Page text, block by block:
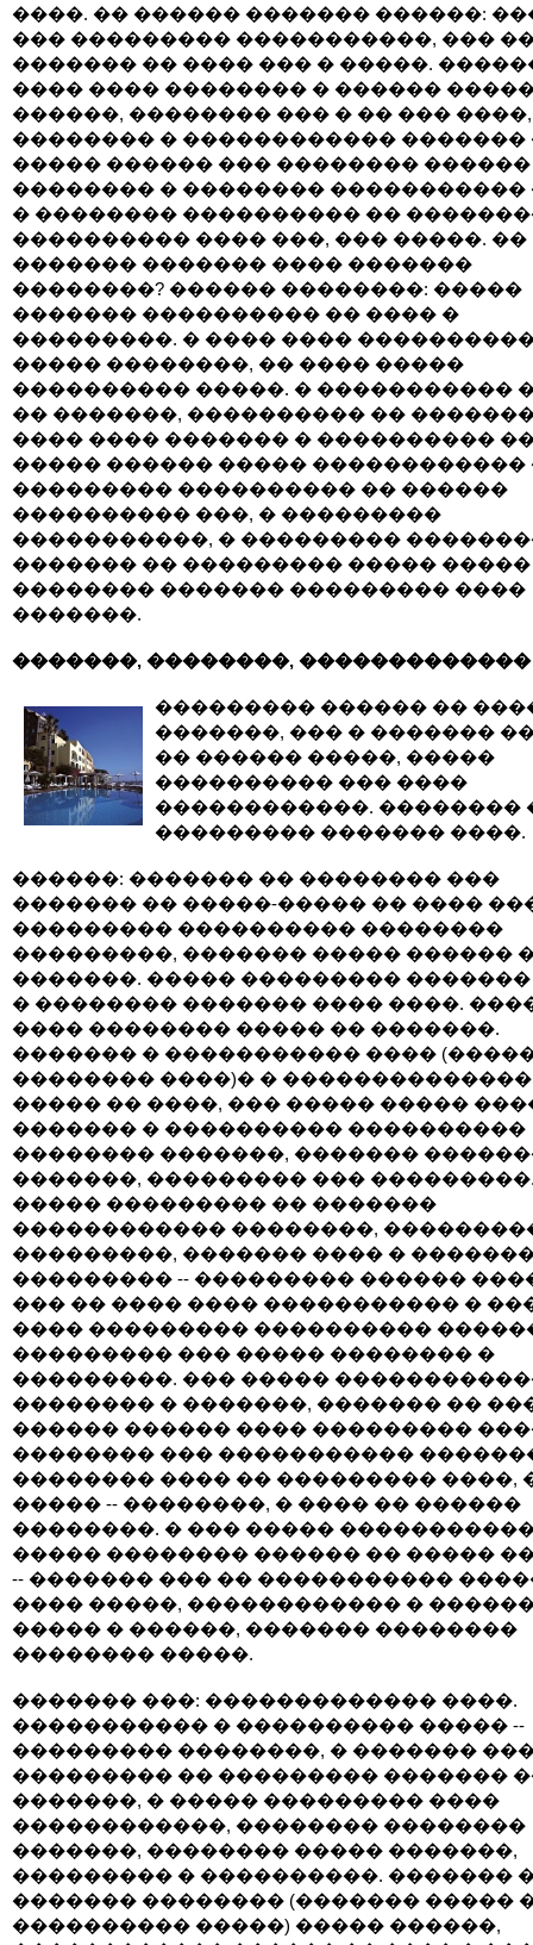
����. �� ������ ������� ������:
��� ��������� �����������, ���
������� �� ���� ��� � �����.
���� ���� �������� � ������
������, �������� ��� � �� ��� ����,
�������� � ������������ �������
����� ������ ��� �������� ������
�������� � �������� �����������
� �������� ���������� ��
���������� ���� ���, ��� �����. ��
������� ������� ���� �������
��������? ������ ��������: �����
������� ���������� �� ���� �
���������. � ���� ����
����� ��������, �� ���� �����
���������� �����. � �����������
�� �������, ���������� ��
���� ���� ������� � ����������
����� ������ ����� ������������
��������� ���������� �� ������
���������� ���, � ���������
�����������, � ���������
������� �� ��������� ����� �����
�������� ������� ��������� ����
�������.
�������, ��������, �������������
��������� ������ ��
�������, ��� � �������
�� ������ �����, �����
���������� ��� ����
������������. ��������
��������� ������� ����.
������: ������� �� �������� ���
������� �� �����-����� �� ����
��������� ���������� ��������
���������, ������� ����� ������
�������. ����� ���������
� �������� ������� ���� ����.
���� �������� ����� �� �������.
������� � ����������� ����
�������� ����)� � ��������������
����� �� ����, ��� ����� �����
������� � ���������� ����������
�������� �������, �������
�������, ��������� ���
����� ��������� �� �������
������������ ��������,
���������, ������� ���� �
��������� -- ��������� ������
��� �� ���� ���� ����������� �
���� ��������� ����������
��������� ��� ����� �������� �
���������. ��� �����
�������� � �������, ������� ��
������ ������ ���� ���������
�������� ��� �����������
�������� ���� �� ��������� ����,
����� -- ��������, � ���� �� ������
��������. � ��� �����
����� �������� ������ �� �����
-- ������� ��� �� �����������
���� �����, ������������ �
����� � ������, ������� ��������
�������� �����.
������� ���: ������������� ����.
����������� � ���������� ����� --
��������� ��������, � �������
��������� �� ��������� �������
�������, � ����� ��������� ����
������������, �������� ��������
�������, �������� ����� �������,
��������� � ����������. �������
������� �������� (������� �����
���������� �����) ����� ������,